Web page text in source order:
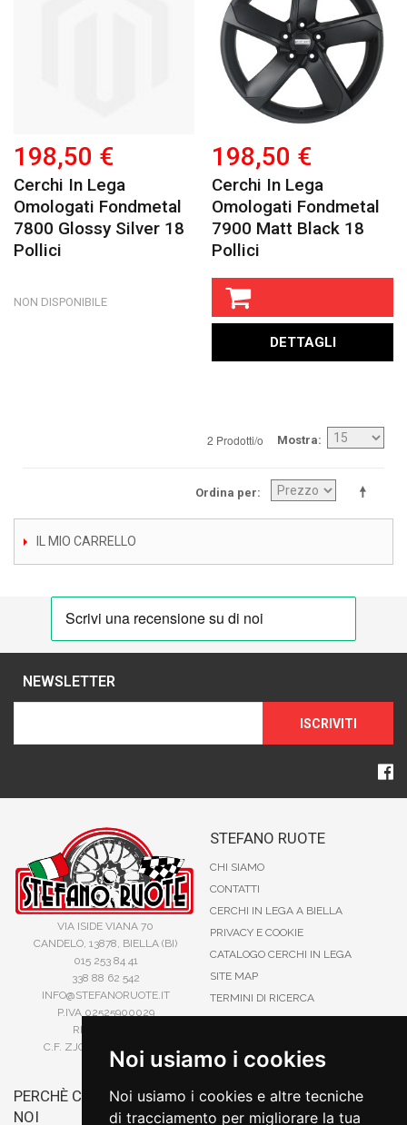
Noi usiamo i cookies
Noi usiamo i cookies e altre tecniche
di tracciamento per migliorare la tua
198,50 €
Cerchi In Lega
Omologati Fondmetal
7800 Glossy Silver 18
Pollici
NON DISPONIBILE
198,50 €
Cerchi In Lega
Omologati Fondmetal
7900 Matt Black 18
Pollici
DETTAGLI
2 Prodotti/o Mostra
Ordina per
IL MIO CARRELLO
NEWSLETTER
ISCRIVITI
VIA ISIDE VIANA 70
CANDELO, 13878, BIELLA (BI)
015 253 84 41
338 88 62 542
INFO@STEFANORUOTE.IT
P.IVA 02525900029
REA BI193453
C.F. ZJOSFN73H14A859X
STEFANO RUOTE
CHI SIAMO
CONTATTI
CERCHI IN LEGA A BIELLA
PRIVACY E COOKIE
CATALOGO CERCHI IN LEGA
SITE MAP
TERMINI DI RICERCA
PERCHÈ COMPRARE DA
NOI
BONIFICO
CARTA DI CREDITO